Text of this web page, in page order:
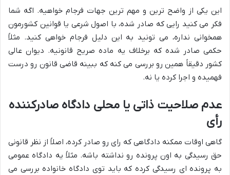
این یکی از واضح ترین و مهم ترین جهات فرجام خواهیه. اگه شما
فکر می کنید رایی که صادر شده، با اصول شرعی یا قوانین کشورمون
همخوانی نداره، می تونید به این دلیل فرجام خواهی کنید. مثلاً
حکمی صادر شده که برخلاف یه ماده صریح قانونیه. دیوان عالی
کشور دقیقاً همین رو بررسی می کنه که ببینه قاضی قانون رو درست
فهمیده و اجرا کرده یا نه.
عدم صلاحیت ذاتی یا محلی دادگاه صادرکننده
رأی
گاهی اوقات ممکنه دادگاهی که رای رو صادر کرده، اصلاً از نظر قانونی
حق رسیدگی به اون پرونده رو نداشته باشه. مثلاً یه دادگاه عمومی
به پرونده ای رسیدگی کرده که باید توی دادگاه خانواده بررسی می